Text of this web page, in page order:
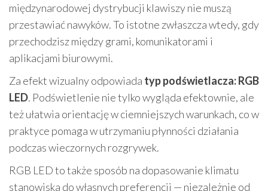
międzynarodowej dystrybucji klawiszy nie muszą
przestawiać nawyków. To istotne zwłaszcza wtedy, gdy
przechodzisz między grami, komunikatorami i
aplikacjami biurowymi.
Za efekt wizualny odpowiada typ podświetlacza: RGB
LED. Podświetlenie nie tylko wygląda efektownie, ale
też ułatwia orientację w ciemniejszych warunkach, co w
praktyce pomaga w utrzymaniu płynności działania
podczas wieczornych rozgrywek.
RGB LED to także sposób na dopasowanie klimatu
stanowiska do własnych preferencji — niezależnie od